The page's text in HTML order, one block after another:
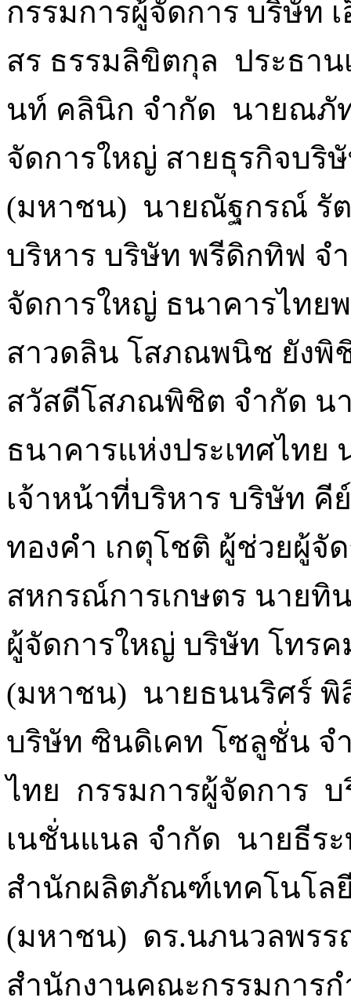
กรรมการผู้จัดการ บริษัท
สร ธรรมลิขิตกุล ประธา
นท์ คลินิก จำกัด นายณภั
จัดการใหญ่ สายธุรกิจบริ
(มหาชน) นายณัฐกรณ์ รั
บริหาร บริษัท พรีดิกทิฟ
จัดการใหญ่ ธนาคารไท
สาวดลิน โสภณพนิช ยังพิ
สวัสดีโสภณพิชิต จำกัด น
ธนาคารแห่งประเทศไทย
เจ้าหน้าที่บริหาร บริษัท
ทองคำ เกตุโชติ ผู้ช่วยผู้จั
สหกรณ์การเกษตร นายทิ
ผู้จัดการใหญ่ บริษัท โทร
(มหาชน) นายธนนริศร์ พิ
บริษัท ซินดิเคท โซลูชั่น จ
ไทย กรรมการผู้จัดการ
เนชั่นแนล จำกัด นายธีร
สำนักผลิตภัณฑ์เทคโนโล
(มหาชน) ดร.นภนวลพรร
สำนักงานคณะกรรมการ